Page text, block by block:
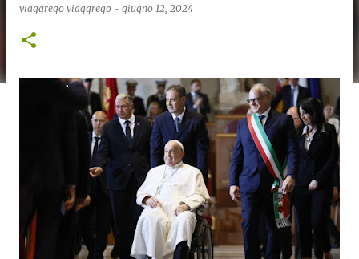
viaggrego viaggrego - giugno 12, 2024